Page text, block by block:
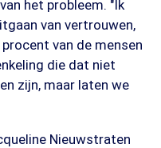
het probleem. "Ik
van vertrouwen,
van de mensen
die dat niet
zijn, maar laten we
Nieuwstraten